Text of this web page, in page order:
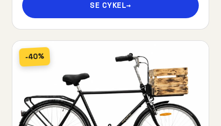
SE CYKEL→
-40%